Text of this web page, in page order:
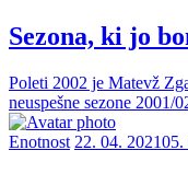
Sezona, ki jo
Poleti 2002 je Matevž
neuspešne sezone 2001/
Enotnost 22. 04. 202105.